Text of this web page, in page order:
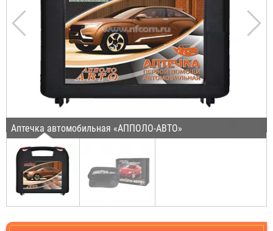
Аптечка автомобильная «АППОЛО-АВТО»